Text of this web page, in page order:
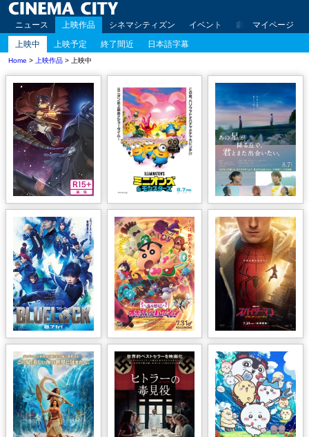
ニュース 上映作品 シネマシティズン イベント 劇場案内 アク
マイページ
上映中
上映予定 終了間近 日本語字幕
Home > 上映作品 > 上映中